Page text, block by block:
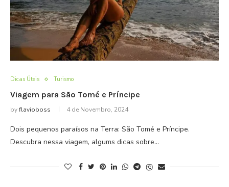
Dicas Úteis Turismo
Viagem para São Tomé e Príncipe
byflavioboss 4 de Novembro, 2024
Dois pequenos paraísos na Terra: São Tomé e Príncipe.
Descubra nessa viagem, algums dicas sobre…